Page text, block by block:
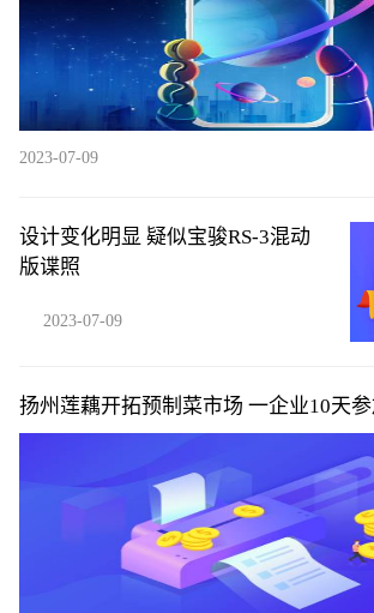
2023-07-09
设计变化明显 疑似宝骏RS-3混动
版谍照
2023-07-09
扬州莲藕开拓预制菜市场 一企业10天
展